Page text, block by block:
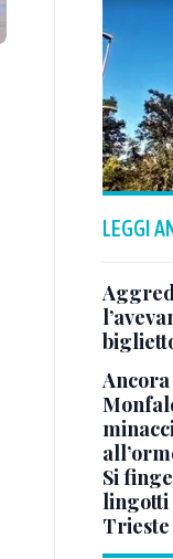
LEGGI
Si
lingotti
Trieste